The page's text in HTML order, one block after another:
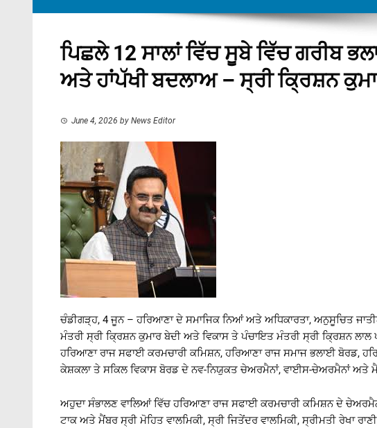
ਪਿਛਲੇ 12 ਸਾਲਾਂ ਵਿੱਚ ਸੂਬੇ ਵਿੱਚ ਗਰੀਬ
ਅਤੇ ਹਾਂਪੱਖੀ ਬਦਲਾਅ – ਸ੍ਰੀ ਕ੍ਰਿਸ਼ਨ
June 4, 2026 by News Editor
ਚੰਡੀਗੜ੍ਹ, 4 ਜੂਨ – ਹਰਿਆਣਾ ਦੇ ਸਮਾਜਿਕ ਨਿਆਂ ਅਤੇ ਅਧਿਕਾਰਤਾ, ਅਨੁਸੂਚਿਤ
ਮੰਤਰੀ ਸ੍ਰੀ ਕ੍ਰਿਸ਼ਨ ਕੁਮਾਰ ਬੇਦੀ ਅਤੇ ਵਿਕਾਸ ਤੇ ਪੰਚਾਇਤ ਮੰਤਰੀ ਸ੍ਰੀ ਕ੍ਰਿਸ਼ਨ
ਹਰਿਆਣਾ ਰਾਜ ਸਫਾਈ ਕਰਮਚਾਰੀ ਕਮਿਸ਼ਨ, ਹਰਿਆਣਾ ਰਾਜ ਸਮਾਜ ਭਲਾਈ ਬੋਰਡ,
ਕੇਸ਼ਕਲਾ ਤੇ ਸਕਿਲ ਵਿਕਾਸ ਬੋਰਡ ਦੇ ਨਵ-ਨਿਯੁਕਤ ਚੇਅਰਮੈਨਾਂ, ਵਾਈਸ-ਚੇਅਰਮੈਨਾਂ ਅਤੇ
ਅਹੁਦਾ ਸੰਭਾਲਣ ਵਾਲਿਆਂ ਵਿੱਚ ਹਰਿਆਣਾ ਰਾਜ ਸਫਾਈ ਕਰਮਚਾਰੀ ਕਮਿਸ਼ਨ ਦੇ
ਟਾਕ ਅਤੇ ਮੈਂਬਰ ਸ੍ਰੀ ਮੋਹਿਤ ਵਾਲਮਿਕੀ, ਸ੍ਰੀ ਜਿਤੇਂਦਰ ਵਾਲਮਿਕੀ, ਸ੍ਰੀਮਤੀ ਰੇਖਾ